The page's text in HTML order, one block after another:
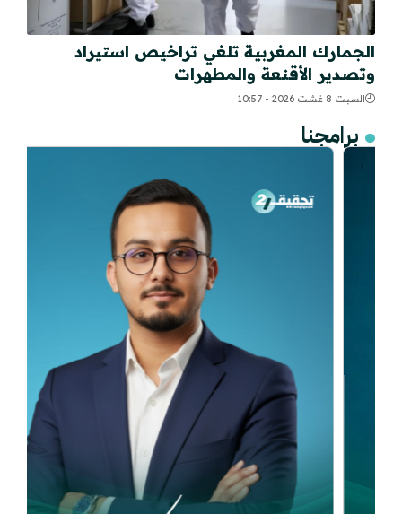
الجمارك المغربية تلغي تراخيص استيراد
وتصدير الأقنعة والمطهرات
السبت 8 غشت 2026 - 10:57
برامجنا